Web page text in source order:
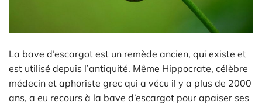
La bave d’escargot est un remède ancien, qui existe et
est utilisé depuis l’antiquité. Même Hippocrate, célèbre
médecin et aphoriste grec qui a vécu il y a plus de 2000
ans, a eu recours à la bave d’escargot pour apaiser ses